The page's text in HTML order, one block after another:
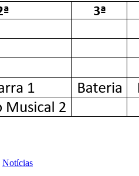
Notícias